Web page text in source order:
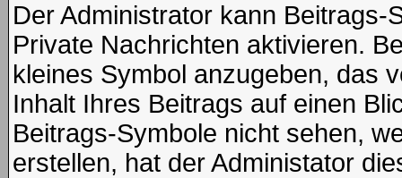
Der Administrator kann
Private Nachrichten aktivieren.
kleines Symbol anzugeben, das
Inhalt Ihres Beitrags auf einen
Beitrags-Symbole nicht sehen,
erstellen, hat der Administator